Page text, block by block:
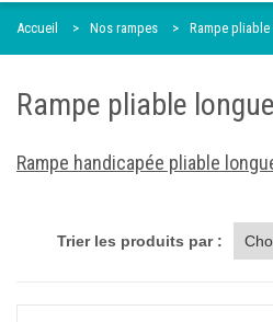
Accueil Nos rampes Rampe
Rampe pliable
Rampe handicapée pliable
Trier les produits par :